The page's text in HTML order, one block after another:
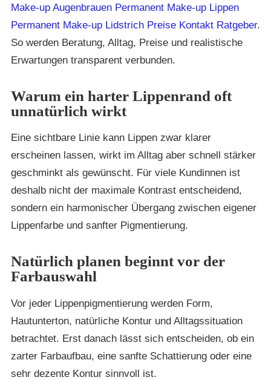
Make-up Augenbrauen Permanent Make-up Lippen
Permanent Make-up Lidstrich Preise Kontakt Ratgeber.
So werden Beratung, Alltag, Preise und realistische
Erwartungen transparent verbunden.
Warum ein harter Lippenrand oft
unnatürlich wirkt
Eine sichtbare Linie kann Lippen zwar klarer
erscheinen lassen, wirkt im Alltag aber schnell stärker
geschminkt als gewünscht. Für viele Kundinnen ist
deshalb nicht der maximale Kontrast entscheidend,
sondern ein harmonischer Übergang zwischen eigener
Lippenfarbe und sanfter Pigmentierung.
Natürlich planen beginnt vor der
Farbauswahl
Vor jeder Lippenpigmentierung werden Form,
Hautunterton, natürliche Kontur und Alltagssituation
betrachtet. Erst danach lässt sich entscheiden, ob ein
zarter Farbaufbau, eine sanfte Schattierung oder eine
sehr dezente Kontur sinnvoll ist.